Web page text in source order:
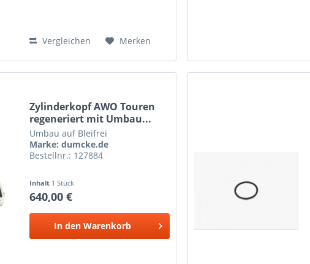
Vergleichen Merken
Zylinderkopf AWO Touren
regeneriert mit Umbau...
Umbau auf Bleifrei
Marke: dumcke.de
Bestellnr.: 127884
Inhalt 1 Stück
640,00 €
In den Warenkorb